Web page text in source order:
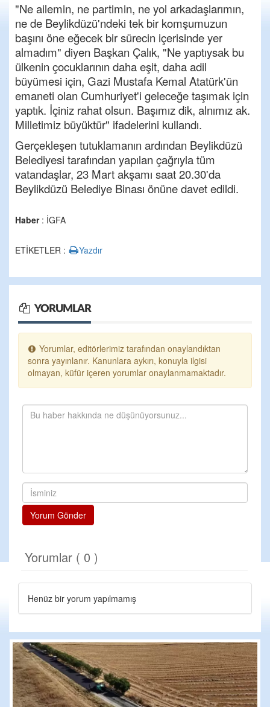
"Ne ailemin, ne partimin, ne yol arkadaşlarımın,
ne de Beylikdüzü'ndeki tek bir komşumuzun
başını öne eğecek bir sürecin içerisinde yer
almadım" diyen Başkan Çalık, "Ne yaptıysak bu
ülkenin çocuklarının daha eşit, daha adil
büyümesi için, Gazi Mustafa Kemal Atatürk'ün
emaneti olan Cumhuriyet'i geleceğe taşımak için
yaptık. İçiniz rahat olsun. Başımız dik, alnımız ak.
Milletimiz büyüktür" ifadelerini kullandı.
Gerçekleşen tutuklamanın ardından Beylikdüzü
Belediyesi tarafından yapılan çağrıyla tüm
vatandaşlar, 23 Mart akşamı saat 20.30'da
Beylikdüzü Belediye Binası önüne davet edildi.
Haber: İGFA
ETİKETLER : Yazdır
YORUMLAR
Yorumlar, editörlerimiz tarafından onaylandıktan
sonra yayınlanır. Kanunlara aykırı, konuyla ilgisi
olmayan, küfür içeren yorumlar onaylanmamaktadır.
Yorum Gönder
Yorumlar ( 0 )
Henüz bir yorum yapılmamış